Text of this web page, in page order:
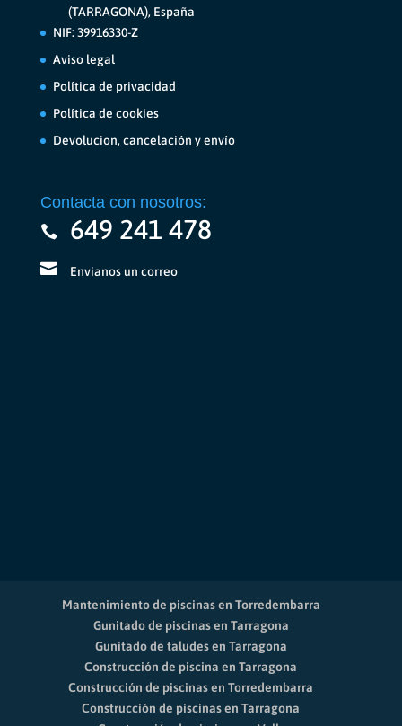
(TARRAGONA), España
NIF: 39916330-Z
Aviso legal
Política de privacidad
Política de cookies
Devolucion, cancelación y envío
Contacta con nosotros:
649 241 478
Envianos un correo
Mantenimiento de piscinas en Torredembarra
Gunitado de piscinas en Tarragona
Gunitado de taludes en Tarragona
Construcción de piscina en Tarragona
Construcción de piscinas en Torredembarra
Construcción de piscinas en Tarragona